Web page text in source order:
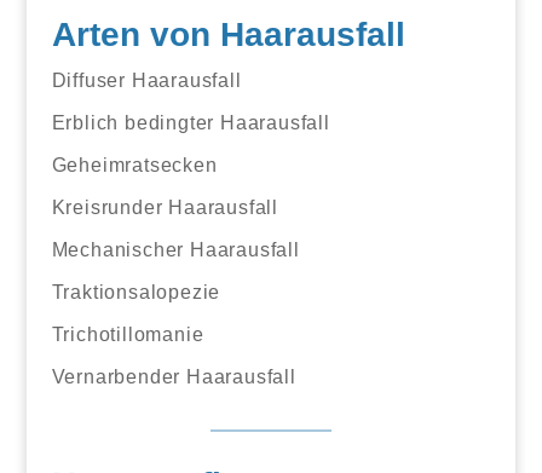
Arten von Haarausfall
Diffuser Haarausfall
Erblich bedingter Haarausfall
Geheimratsecken
Kreisrunder Haarausfall
Mechanischer Haarausfall
Traktionsalopezie
Trichotillomanie
Vernarbender Haarausfall